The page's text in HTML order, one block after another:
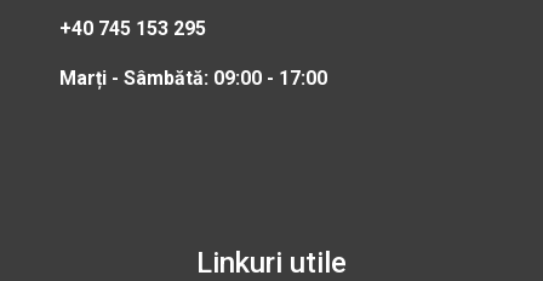
+40 745 153 295
Marți - Sâmbătă: 09:00 - 17:00
Linkuri utile